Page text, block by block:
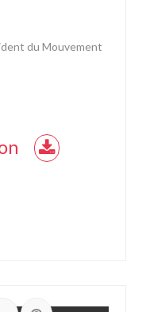
du Mouvement